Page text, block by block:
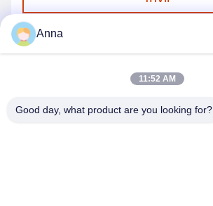
Anna
11:52 AM
Good day, what product are you looking for?